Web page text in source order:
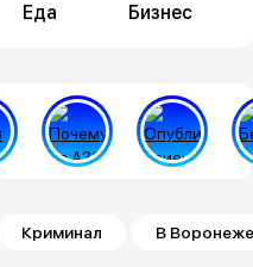
Еда Бизнес
Криминал В